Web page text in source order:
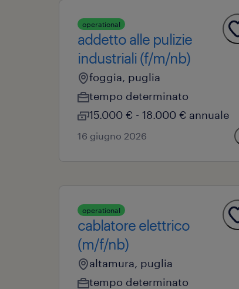
operational
addetto alle pulizie
industriali (f/m/nb)
foggia, puglia
tempo determinato
15.000 € - 18.000 € annuale
16 giugno 2026
operational
cablatore elettrico
(m/f/nb)
altamura, puglia
tempo determinato